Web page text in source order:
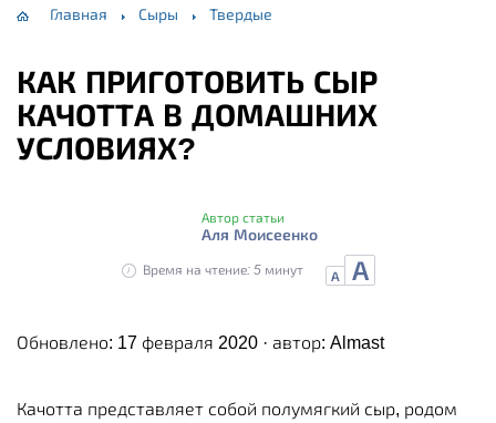
Главная Сыры Твердые
КАК ПРИГОТОВИТЬ СЫР
КАЧОТТА В ДОМАШНИХ
УСЛОВИЯХ?
Автор статьи
Аля Моисеенко
Время на чтение: 5 минут А А
Обновлено: 17 февраля 2020 · автор: Almast
Качотта представляет собой полумягкий сыр, родом